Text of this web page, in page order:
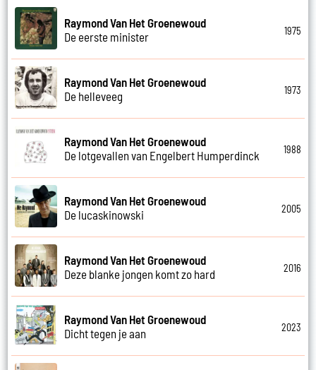
Raymond Van Het Groenewoud
De eerste minister
1975
Raymond Van Het Groenewoud
De helleveeg
1973
Raymond Van Het Groenewoud
De lotgevallen van Engelbert Humperdinck
1988
Raymond Van Het Groenewoud
De lucaskinowski
2005
Raymond Van Het Groenewoud
Deze blanke jongen komt zo hard
2016
Raymond Van Het Groenewoud
Dicht tegen je aan
2023